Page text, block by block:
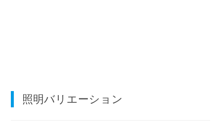
照明バリエーション